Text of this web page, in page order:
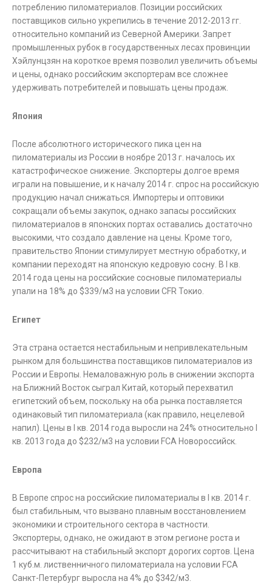
потреблению пиломатериалов. Позиции российских
поставщиков сильно укрепились в течение 2012-2013 гг.
относительно компаний из Северной Америки. Запрет
промышленных рубок в государственных лесах провинции
Хэйлунцзян на короткое время позволил увеличить объемы
и цены, однако российским экспортерам все сложнее
удерживать потребителей и повышать цены продаж.
Япония
После абсолютного исторического пика цен на
пиломатериалы из России в ноябре 2013 г. началось их
катастрофическое снижение. Экспортеры долгое время
играли на повышение, и к началу 2014 г. спрос на российскую
продукцию начал снижаться. Импортеры и оптовики
сокращали объемы закупок, однако запасы российских
пиломатериалов в японских портах оставались достаточно
высокими, что создало давление на цены. Кроме того,
правительство Японии стимулирует местную обработку, и
компании переходят на японскую кедровую сосну. В I кв.
2014 года цены на российские сосновые пиломатериалы
упали на 18% до $339/м3 на условии CFR Токио.
Египет
Эта страна остается нестабильным и непривлекательным
рынком для большинства поставщиков пиломатериалов из
России и Европы. Немаловажную роль в снижении экспорта
на Ближний Восток сыграл Китай, который перехватил
египетский объем, поскольку на оба рынка поставляется
одинаковый тип пиломатериала (как правило, нецелевой
напил). Цены в I кв. 2014 года выросли на 24% относительно I
кв. 2013 года до $232/м3 на условии FCA Новороссийск.
Европа
В Европе спрос на российские пиломатериалы в I кв. 2014 г.
был стабильным, что вызвано плавным восстановлением
экономики и строительного сектора в частности.
Экспортеры, однако, не ожидают в этом регионе роста и
рассчитывают на стабильный экспорт дорогих сортов. Цена
1 куб.м. лиственничного пиломатериала на условии FCA
Санкт-Петербург выросла на 4% до $342/м3.